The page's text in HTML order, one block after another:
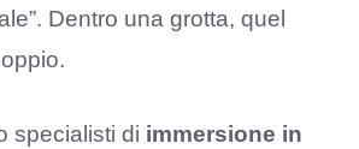
Dentro una grotta, quel
specialisti di immersione in